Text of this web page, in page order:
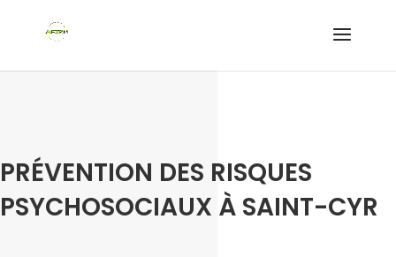
PRÉVENTION DES RISQUES
PSYCHOSOCIAUX À SAINT-CYR